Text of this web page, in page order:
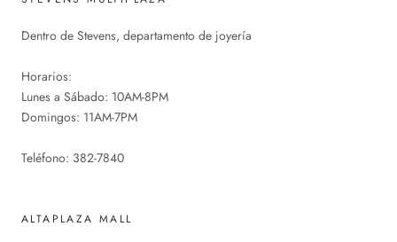
Dentro de Stevens, departamento de joyería
Horarios:
Lunes a Sábado: 10AM-8PM
Domingos: 11AM-7PM
Teléfono: 382-7840
ALTAPLAZA MALL